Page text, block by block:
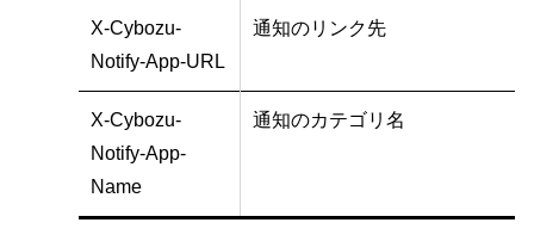
X-Cybozu-
Notify-App-URL
通知のリンク先
X-Cybozu-
Notify-App-
Name
通知のカテゴリ名